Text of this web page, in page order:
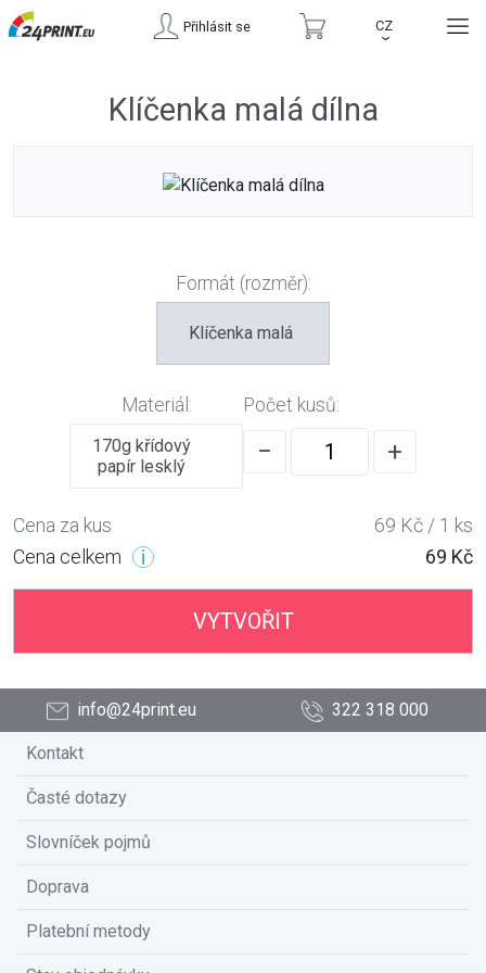
Přihlásit se CZ
›
Klíčenka malá dílna
Formát (rozměr):
Klíčenka malá
Materiál:
170g křídový
papír lesklý
Počet kusů:
− +
Cena za kus
69 Kč / 1 ks
Cena celkem
69 Kč
VYTVOŘIT
info@24print.eu 322 318 000
Kontakt
Časté dotazy
Slovníček pojmů
Doprava
Platební metody